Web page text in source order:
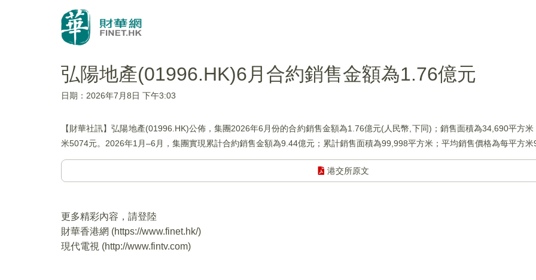
弘陽地產(01996.HK)6月合約銷售金額為1.76億元
日期：2026年7月8日 下午3:03
【財華社訊】弘陽地產(01996.HK)公佈，集團2026年6月份的合約銷售金額為1.76億元(人民幣,下同)；銷售面積為34,690平方
米5074元。2026年1月–6月，集團實現累計合約銷售金額為9.44億元；累計銷售面積為99,998平方米；平均銷售價格為每平方米
港交所原文
更多精彩內容，請登陸
財華香港網 (https://www.finet.hk/)
現代電視 (http://www.fintv.com)